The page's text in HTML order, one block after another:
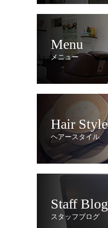
Menu
メニュー
Hair Style
ヘアースタイル
Staff Blog
スタッフブログ